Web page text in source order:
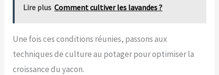
Lire plus Comment cultiver les lavandes ?
Une fois ces conditions réunies, passons aux
techniques de culture au potager pour optimiser la
croissance du yacon.